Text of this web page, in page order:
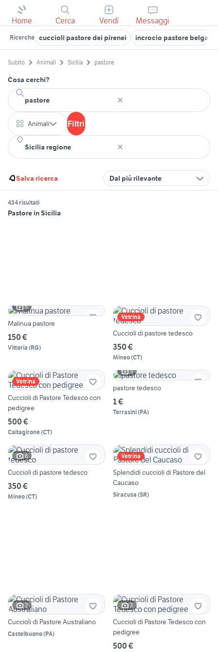
Home Cerca Vendi Messaggi
Ricerche cuccioli pastore dei pirenei incrocio pastore belga e
Subito Animali Sicilia pastore
Cosa cerchi?
Animali Filtri
Salva ricerca Dal più rilevante
434 risultati
Pastore in Sicilia
5
Malinua pastore
150 €
Vittoria (RG)
Vetrina
Cuccioli di pastore tedesco
350 €
Mineo(CT)
Vetrina
Cuccioli di Pastore Tedesco con
pedigree
500 €
Caltagirone(CT)
3
pastore tedesco
1 €
Terrasini(PA)
6
Cuccioli di pastore tedesco
350 €
Mineo(CT)
Vetrina
Splendidi cuccioli di Pastore del
Caucaso
Siracusa (SR)
2
Cuccioli di Pastore Australiano
Castelbuono(PA)
3
Cuccioli di Pastore Tedesco con
pedigree
500 €